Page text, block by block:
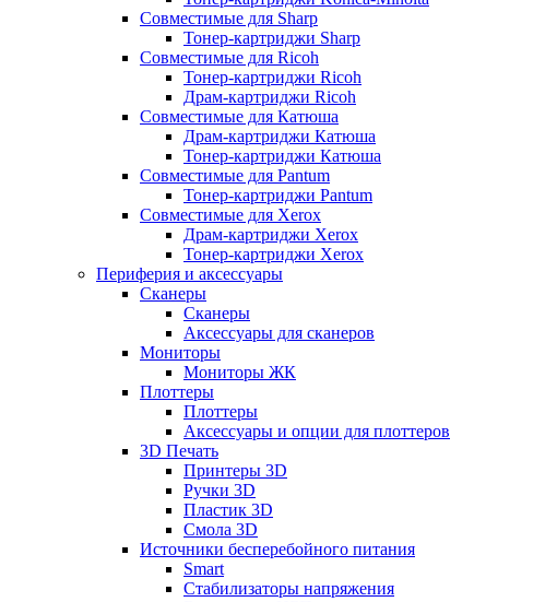
Совместимые для Sharp
Тонер-картриджи Sharp
Совместимые для Ricoh
Тонер-картриджи Ricoh
Драм-картриджи Ricoh
Совместимые для Катюша
Драм-картриджи Катюша
Тонер-картриджи Катюша
Совместимые для Pantum
Тонер-картриджи Pantum
Совместимые для Xerox
Драм-картриджи Xerox
Тонер-картриджи Xerox
Периферия и аксессуары
Сканеры
Сканеры
Аксессуары для сканеров
Мониторы
Мониторы ЖК
Плоттеры
Плоттеры
Аксессуары и опции для плоттеров
3D Печать
Принтеры 3D
Ручки 3D
Пластик 3D
Смола 3D
Источники бесперебойного питания
Smart
Стабилизаторы напряжения